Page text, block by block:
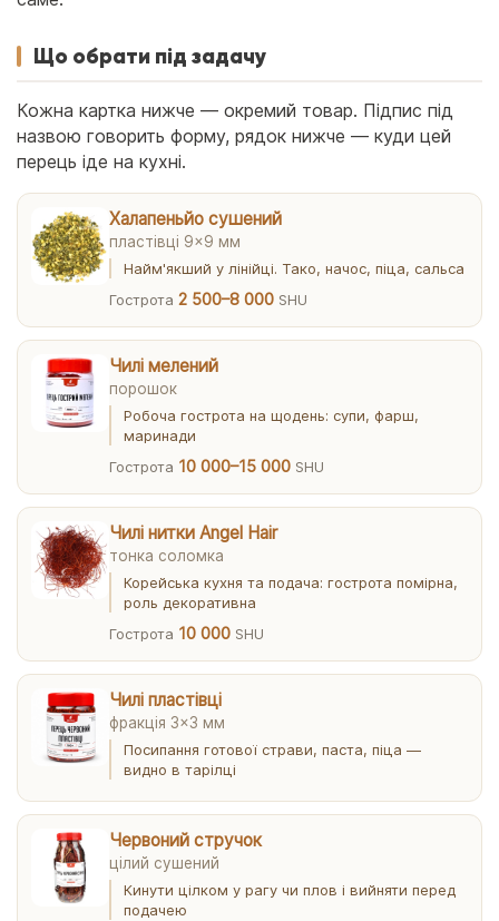
Що обрати під задачу
Кожна картка нижче — окремий товар. Підпис під
назвою говорить форму, рядок нижче — куди цей
перець іде на кухні.
Халапеньйо сушений
пластівці 9×9 мм
Найм'якший у лінійці. Тако, начос, піца, сальса
Гострота2 500–8 000 SHU
Чилі мелений
порошок
Робоча гострота на щодень: супи, фарш,
маринади
Гострота 10 000–15 000 SHU
Чилі нитки Angel Hair
тонка соломка
Корейська кухня та подача: гострота помірна,
роль декоративна
Гострота 10 000 SHU
Чилі пластівці
фракція 3×3 мм
Посипання готової страви, паста, піца —
видно в тарілці
Червоний стручок
цілий сушений
Кинути цілком у рагу чи плов і вийняти перед
подачею